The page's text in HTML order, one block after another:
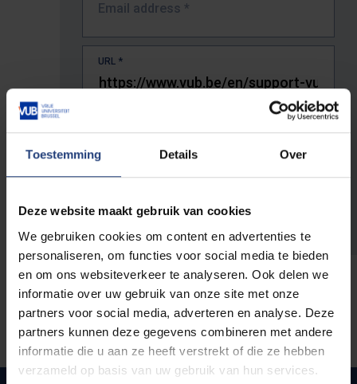
Toestemming Details Over
Deze website maakt gebruik van cookies
We gebruiken cookies om content en advertenties te
personaliseren, om functies voor social media te bieden
en om ons websiteverkeer te analyseren. Ook delen we
informatie over uw gebruik van onze site met onze
partners voor social media, adverteren en analyse. Deze
partners kunnen deze gegevens combineren met andere
informatie die u aan ze heeft verstrekt of die ze hebben
verzameld op basis van uw gebruik van hun services.
Email address *
URL *
The full URL of the page where you encountered the error.